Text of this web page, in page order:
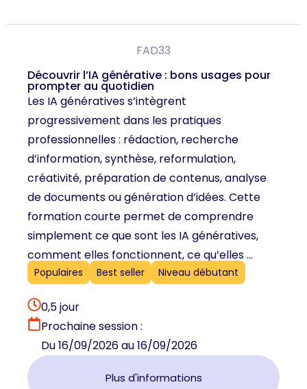
FAD33
Découvrir l’IA générative : bons usages pour
prompter au quotidien
Les IA génératives s’intègrent
progressivement dans les pratiques
professionnelles : rédaction, recherche
d’information, synthèse, reformulation,
créativité, préparation de contenus, analyse
de documents ou génération d’idées. Cette
formation courte permet de comprendre
simplement ce que sont les IA génératives,
comment elles fonctionnent, ce qu’elles ...
Populaires Best seller Niveau débutant
0,5 jour
Prochaine session :
Du 16/09/2026 au 16/09/2026
Plus d'informations